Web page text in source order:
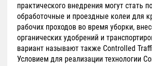
практического внедрения могут стать
обработочные и проездные колеи для
рабочих проходов во время уборки,
органических удобрений и
вариант называют также Controlled
Условием для реализации технологии